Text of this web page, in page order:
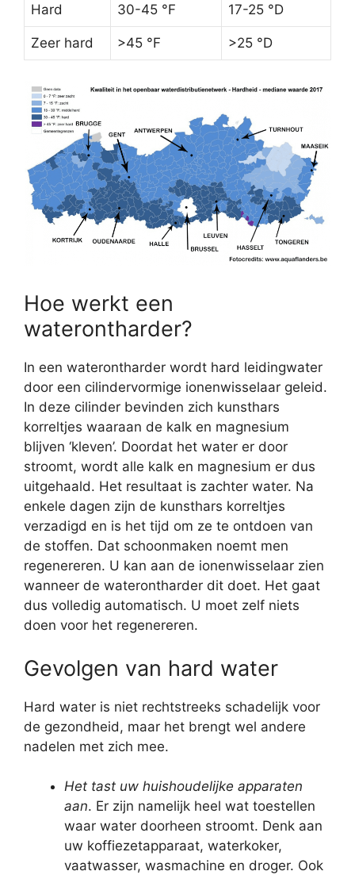
Hard 30-45 °F 17-25 °D
Zeer hard >45 °F >25 °D
Hoe werkt een
waterontharder?
In een waterontharder wordt hard leidingwater
door een cilindervormige ionenwisselaar geleid.
In deze cilinder bevinden zich kunsthars
korreltjes waaraan de kalk en magnesium
blijven ‘kleven’. Doordat het water er door
stroomt, wordt alle kalk en magnesium er dus
uitgehaald. Het resultaat is zachter water. Na
enkele dagen zijn de kunsthars korreltjes
verzadigd en is het tijd om ze te ontdoen van
de stoffen. Dat schoonmaken noemt men
regenereren. U kan aan de ionenwisselaar zien
wanneer de waterontharder dit doet. Het gaat
dus volledig automatisch. U moet zelf niets
doen voor het regenereren.
Gevolgen van hard water
Hard water is niet rechtstreeks schadelijk voor
de gezondheid, maar het brengt wel andere
nadelen met zich mee.
Het tast uw huishoudelijke apparaten
aan. Er zijn namelijk heel wat toestellen
waar water doorheen stroomt. Denk aan
uw koffiezetapparaat, waterkoker,
vaatwasser, wasmachine en droger. Ook